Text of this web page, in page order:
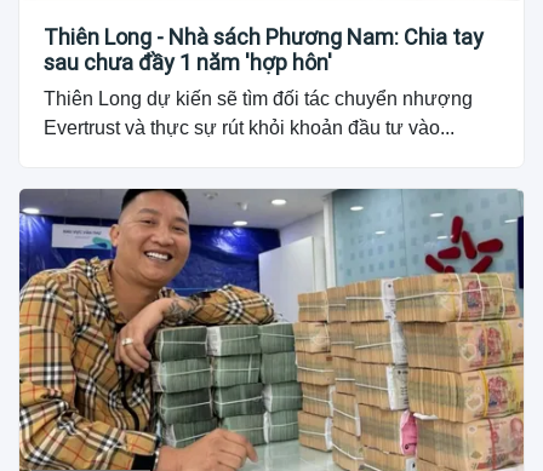
Thiên Long - Nhà sách Phương Nam: Chia tay
sau chưa đầy 1 năm 'hợp hôn'
Thiên Long dự kiến sẽ tìm đối tác chuyển nhượng
Evertrust và thực sự rút khỏi khoản đầu tư vào...